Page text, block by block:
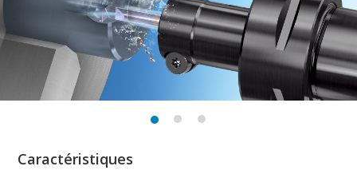
Caractéristiques